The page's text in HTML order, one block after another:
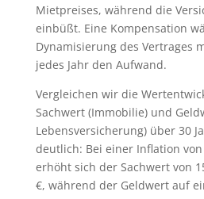
Mietpreises, während die
einbüßt. Eine Kompensation
Dynamisierung des Vertrages
jedes Jahr den Aufwand.
Vergleichen wir die
Sachwert (Immobilie) und
Lebensversicherung) über 30
deutlich: Bei einer Inflation
erhöht sich der Sachwert von
€, während der Geldwert auf